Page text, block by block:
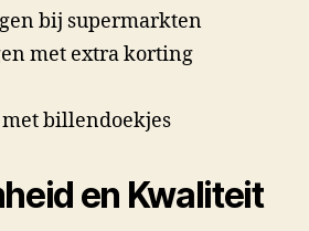
bij supermarkten
met extra korting
billendoekjes
en Kwaliteit